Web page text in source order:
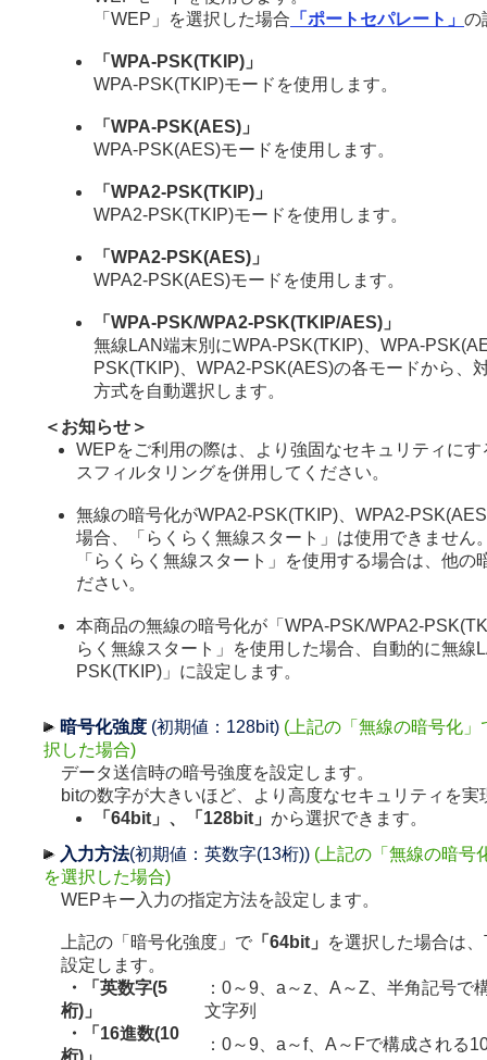
「WEP」を選択した場合 「ポートセパレート」 の
「WPA-PSK(TKIP)」
WPA-PSK(TKIP)モードを使用します。
「WPA-PSK(AES)」
WPA-PSK(AES)モードを使用します。
「WPA2-PSK(TKIP)」
WPA2-PSK(TKIP)モードを使用します。
「WPA2-PSK(AES)」
WPA2-PSK(AES)モードを使用します。
「WPA-PSK/WPA2-PSK(TKIP/AES)」
無線LAN端末別にWPA-PSK(TKIP)、WPA-
PSK(TKIP)、WPA2-PSK(AES)の各モードから、
方式を自動選択します。
＜お知らせ＞
WEPをご利用の際は、より強固なセキュリティに
スフィルタリングを併用してください。
無線の暗号化がWPA2-PSK(TKIP)、WPA2-
場合、「らくらく無線スタート」は使用できません
「らくらく無線スタート」を使用する場合は、他の
ださい。
本商品の無線の暗号化が「WPA-PSK/WPA2-
らく無線スタート」を使用した場合、自動的に無線
PSK(TKIP)」に設定します。
暗号化強度 (初期値：128bit) (上記の「無線の暗号化」
択した場合)
データ送信時の暗号強度を設定します。
bitの数字が大きいほど、より高度なセキュリティを実
「64bit」、「128bit」 から選択できます。
入力方法(初期値：英数字(13桁)) (上記の「無線の暗号
を選択した場合)
WEPキー入力の指定方法を設定します。
上記の「暗号化強度」で 「64bit」
を選択した場合は
設定します。
・「英数字(5
桁)」
：0～9、a～z、A～Z、半角記号で
文字列
・「16進数(10
：0～9、a～f、A～Fで構成される